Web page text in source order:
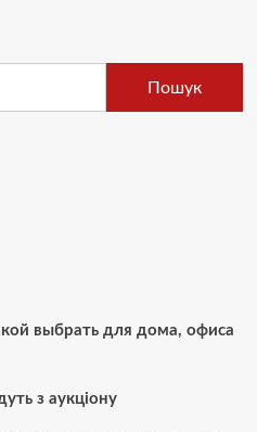
Пошук
выбрать для дома, офиса
з аукціону